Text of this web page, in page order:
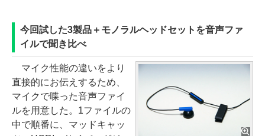
今回試した3製品＋モノラルヘッドセットを音声ファ
イルで聞き比べ
マイク性能の違いをより
直接的にお伝えするため、
マイクで喋った音声ファイ
ルを用意した。1ファイルの
中で順番に、マッドキャッ